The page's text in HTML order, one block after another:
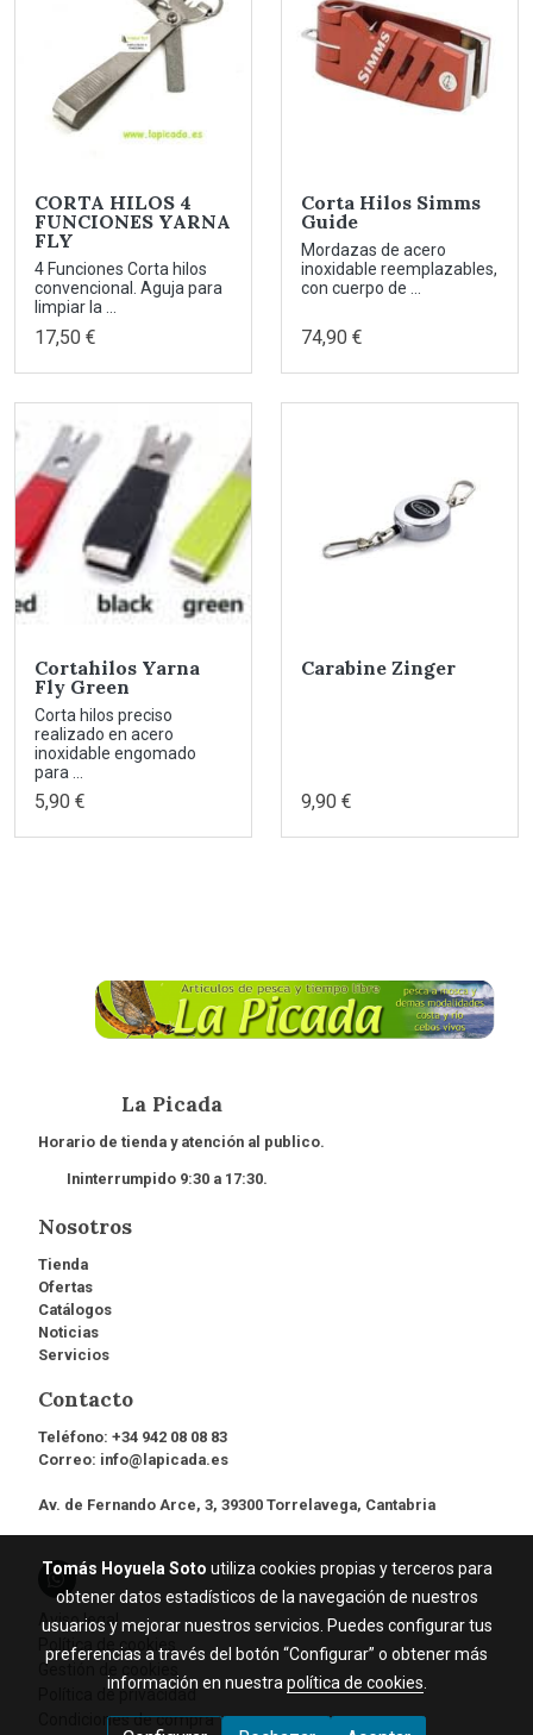
CORTA HILOS 4
FUNCIONES YARNA
FLY
4 Funciones Corta hilos
convencional. Aguja para
limpiar la ...
17,50 €
Corta Hilos Simms
Guide
Mordazas de acero
inoxidable reemplazables,
con cuerpo de ...
74,90 €
Cortahilos Yarna
Fly Green
Corta hilos preciso
realizado en acero
inoxidable engomado
para ...
5,90 €
Carabine Zinger
9,90 €
La Picada
Horario de tienda y atención al publico.
Ininterrumpido 9:30 a 17:30.
Nosotros
Tienda
Ofertas
Catálogos
Noticias
Servicios
Contacto
Teléfono: +34 942 08 08 83
Correo: info@lapicada.es
Av. de Fernando Arce, 3, 39300 Torrelavega, Cantabria
Aviso legal
Política de cookies
Gestión de cookies
Política de privacidad
Condiciones de compra
Tomás Hoyuela Soto utiliza cookies propias y terceros para
obtener datos estadísticos de la navegación de nuestros
usuarios y mejorar nuestros servicios. Puedes configurar tus
preferencias a través del botón “Configurar” o obtener más
información en nuestra política de cookies